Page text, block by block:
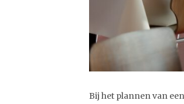
Bij het plannen van